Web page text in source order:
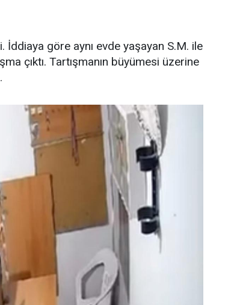
İddiaya göre aynı evde yaşayan S.M. ile
çıktı. Tartışmanın büyümesi üzerine